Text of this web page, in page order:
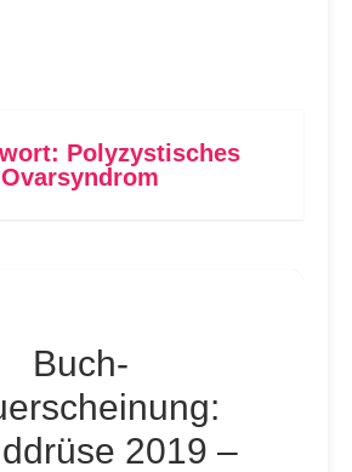
Polyzystisches
Ovarsyndrom
Buch-
2019 –